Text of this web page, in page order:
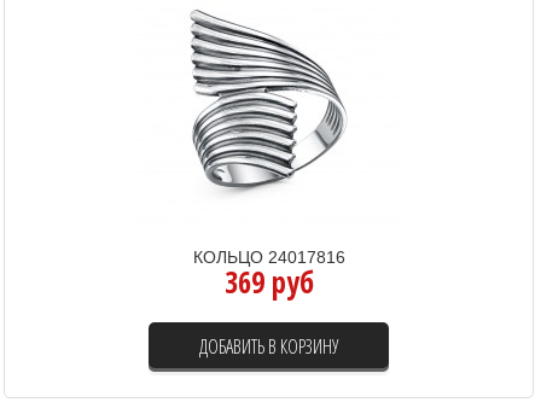
КОЛЬЦО 24017816
369 руб
ДОБАВИТЬ В КОРЗИНУ